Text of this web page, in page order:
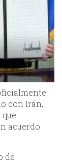
con Irán,
acuerdo
de